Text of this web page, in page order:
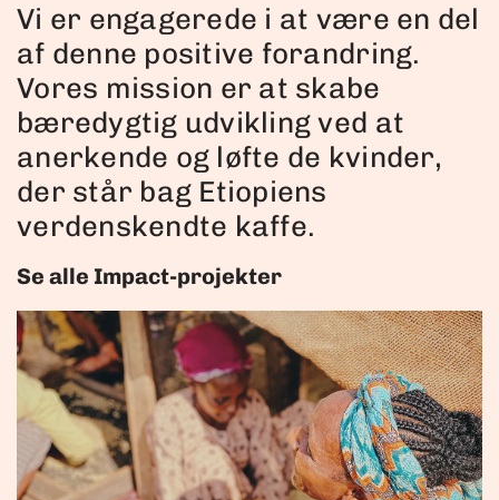
Vi er engagerede i at være en del
af denne positive forandring.
Vores mission er at skabe
bæredygtig udvikling ved at
anerkende og løfte de kvinder,
der står bag Etiopiens
verdenskendte kaffe.
Se alle Impact-projekter